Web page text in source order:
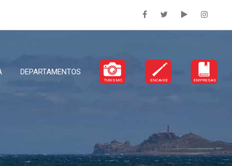
DEPARTAMENTOS
TURISMO ENCAIXE EMPRESAS